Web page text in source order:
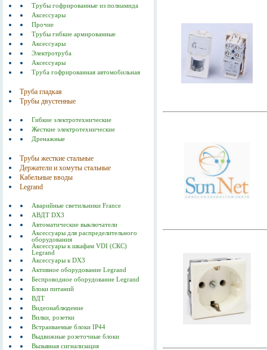
Трубы гофрированные из полиамида
Аксессуары
Прочие
Трубы гибкие армированные
Аксессуары
Электротруба
Аксессуары
Труба гофрированная автомобильная
Труба гладкая
Трубы двустенные
Гибкие электротехнические
Жесткие электротехнические
Дренажные
Трубы жесткие стальные
Держатели и хомуты стальные
Кабельные вводы
Legrand
Аварийные светильники France
АВДТ DX3
Автоматические выключатели
Аксессуары для распределительного
оборудования
Аксессуары к шкафам VDI (СКС)
Legrand
Аксессуары к DX3
Активное оборудование Legrand
Беспроводное оборудование Legrand
Блоки питаний
ВДТ
Видеонаблюдение
Вилки, розетки
Встраиваемые блоки IP44
Выдвижные розеточные блоки
Вызывная сигнализация